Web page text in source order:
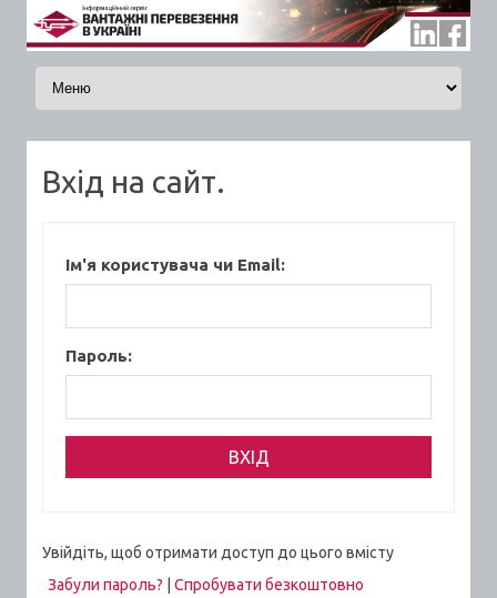
Skip to content
Вхід на сайт.
Ім'я користувача чи Email:
Пароль:
Увійдіть, щоб отримати доступ до цього вмісту
Забули пароль?
Спробувати безкоштовно